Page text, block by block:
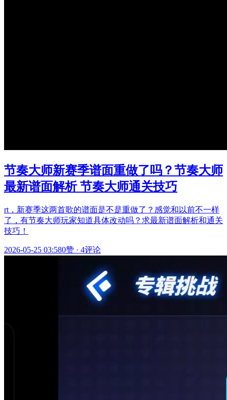
节奏大师新赛季谱面重做了吗？节奏大师
最新谱面解析 节奏大师通关技巧
rt，新赛季这两首歌的谱面是不是重做了？感觉和以前不一样
了，有节奏大师玩家知道具体改动吗？求最新谱面解析和通关
技巧！
2026-05-25 03:580赞 · 4评论